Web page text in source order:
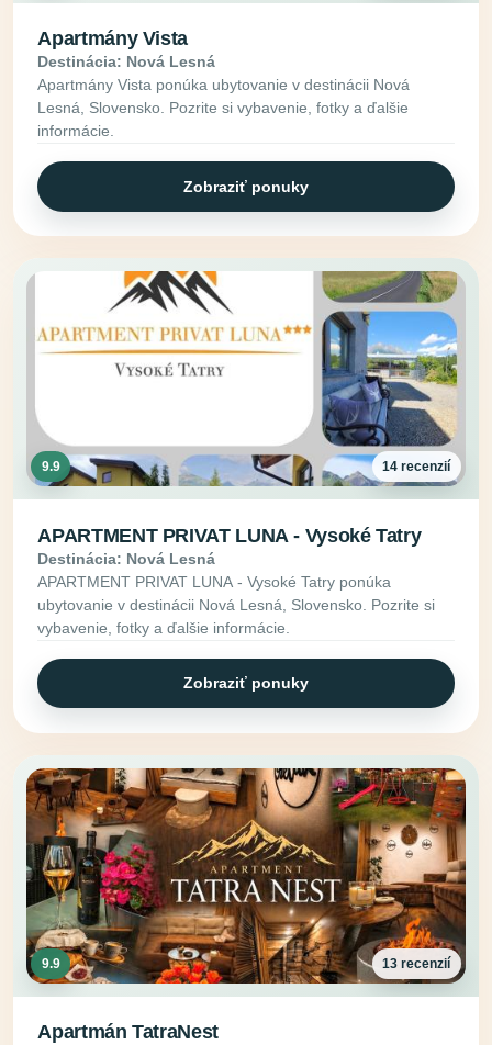
Apartmány Vista
Destinácia: Nová Lesná
Apartmány Vista ponúka ubytovanie v destinácii Nová
Lesná, Slovensko. Pozrite si vybavenie, fotky a ďalšie
informácie.
Zobraziť ponuky
9.9 14 recenzií
APARTMENT PRIVAT LUNA - Vysoké Tatry
Destinácia: Nová Lesná
APARTMENT PRIVAT LUNA - Vysoké Tatry ponúka
ubytovanie v destinácii Nová Lesná, Slovensko. Pozrite si
vybavenie, fotky a ďalšie informácie.
Zobraziť ponuky
9.9 13 recenzií
Apartmán TatraNest